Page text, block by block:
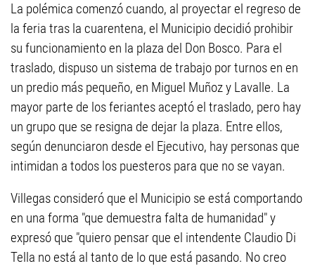
La polémica comenzó cuando, al proyectar el regreso de
la feria tras la cuarentena, el Municipio decidió prohibir
su funcionamiento en la plaza del Don Bosco. Para el
traslado, dispuso un sistema de trabajo por turnos en en
un predio más pequeño, en Miguel Muñoz y Lavalle. La
mayor parte de los feriantes aceptó el traslado, pero hay
un grupo que se resigna de dejar la plaza. Entre ellos,
según denunciaron desde el Ejecutivo, hay personas que
intimidan a todos los puesteros para que no se vayan.
Villegas consideró que el Municipio se está comportando
en una forma "que demuestra falta de humanidad" y
expresó que "quiero pensar que el intendente Claudio Di
Tella no está al tanto de lo que está pasando. No creo